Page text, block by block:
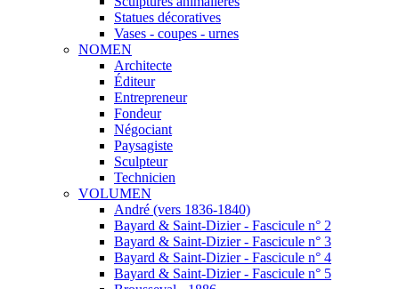
Statues décoratives
Vases - coupes - urnes
NOMEN
Architecte
Éditeur
Entrepreneur
Fondeur
Négociant
Paysagiste
Sculpteur
Technicien
VOLUMEN
André (vers 1836-1840)
Bayard & Saint-Dizier - Fascicule n° 2
Bayard & Saint-Dizier - Fascicule n° 3
Bayard & Saint-Dizier - Fascicule n° 4
Bayard & Saint-Dizier - Fascicule n° 5